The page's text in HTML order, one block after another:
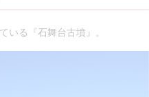
いる『石舞台古墳』。